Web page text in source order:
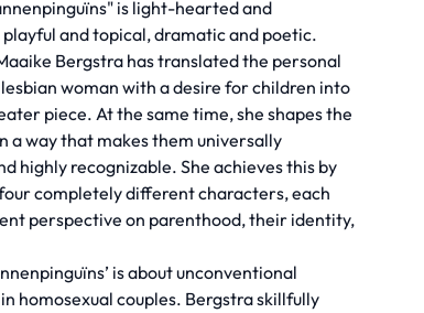
is light-hearted and
and topical, dramatic and poetic.
Bergstra has translated the personal
woman with a desire for children into
piece. At the same time, she shapes the
a way that makes them universally
highly recognizable. She achieves this by
completely different characters, each
perspective on parenthood, their identity,
is about unconventional
homosexual couples. Bergstra skillfully